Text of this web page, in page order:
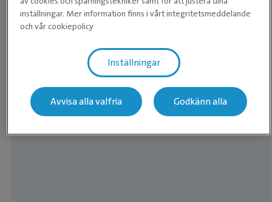
Pia Hogland
Klinikchef
inställningar. Mer information finns i vårt integritetsmeddelande
och vår cookiepolicy
Inställningar
Avvisa alla valfria Godkänn alla